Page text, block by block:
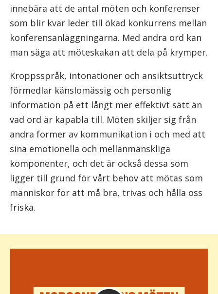
innebära att de antal möten och konferenser
som blir kvar leder till ökad konkurrens mellan
konferensanläggningarna. Med andra ord kan
man säga att möteskakan att dela på krymper.
Kroppsspråk, intonationer och ansiktsuttryck
förmedlar känslomässig och personlig
information på ett långt mer effektivt sätt än
vad ord är kapabla till. Möten skiljer sig från
andra former av kommunikation i och med att
sina emotionella och mellanmänskliga
komponenter, och det är också dessa som
ligger till grund för vårt behov att mötas som
människor för att må bra, trivas och hålla oss
friska.